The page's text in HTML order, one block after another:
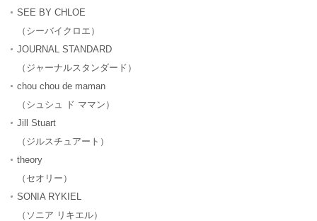
SEE BY CHLOE
（シーバイクロエ）
JOURNAL STANDARD
（ジャーナルスタンダード）
chou chou de maman
（シュシュ ド ママン）
Jill Stuart
（ジルスチュアート）
theory
（セオリー）
SONIA RYKIEL
（ソニア リキエル）